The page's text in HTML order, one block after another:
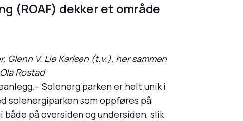
(ROAF) dekker et område
Glenn V. Lie Karlsen (t.v.), her sammen
Rostad
Solenergiparken er helt unik i
solenergiparken som oppføres på
på oversiden og undersiden, slik